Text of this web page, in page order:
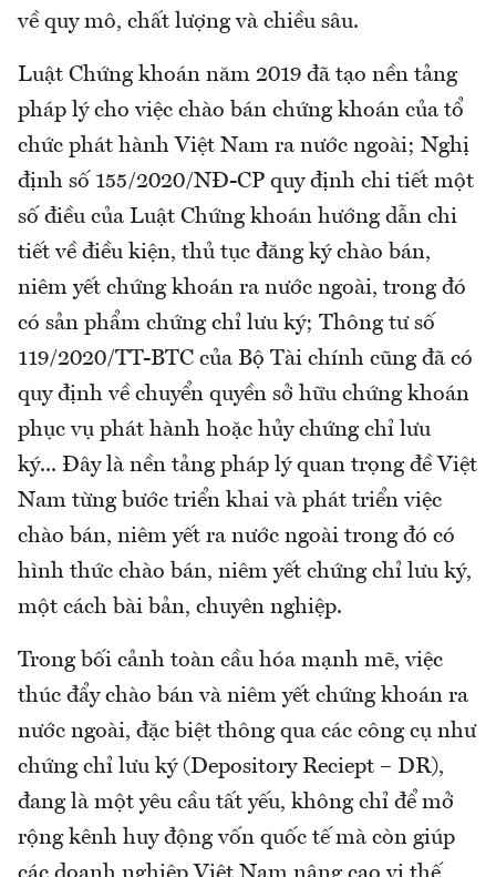
về quy mô, chất lượng và chiều sâu.
Luật Chứng khoán năm 2019 đã tạo nền tảng
pháp lý cho việc chào bán chứng khoán của tổ
chức phát hành Việt Nam ra nước ngoài; Nghị
định số 155/2020/NĐ-CP quy định chi tiết một
số điều của Luật Chứng khoán hướng dẫn chi
tiết về điều kiện, thủ tục đăng ký chào bán,
niêm yết chứng khoán ra nước ngoài, trong đó
có sản phẩm chứng chỉ lưu ký; Thông tư số
119/2020/TT-BTC của Bộ Tài chính cũng đã có
quy định về chuyển quyền sở hữu chứng khoán
phục vụ phát hành hoặc hủy chứng chỉ lưu
ký... Đây là nền tảng pháp lý quan trọng đề Việt
Nam từng bước triển khai và phát triển việc
chào bán, niêm yết ra nước ngoài trong đó có
hình thức chào bán, niêm yết chứng chỉ lưu ký,
một cách bài bản, chuyên nghiệp.
Trong bối cảnh toàn cầu hóa mạnh mẽ, việc
thúc đẩy chào bán và niêm yết chứng khoán ra
nước ngoài, đặc biệt thông qua các công cụ như
chứng chỉ lưu ký (Depository Reciept – DR),
đang là một yêu cầu tất yếu, không chỉ để mở
rộng kênh huy động vốn quốc tế mà còn giúp